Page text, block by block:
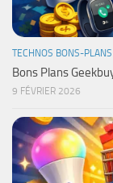
TECHNOS BONS-PLANS
Bons Plans
9 FÉVRIER 2026